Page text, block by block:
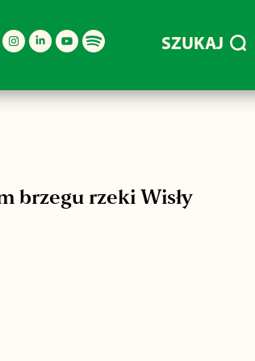
SZUKAJ
brzegu rzeki Wisły